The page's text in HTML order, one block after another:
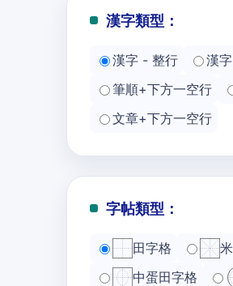
漢字類型：
漢字 - 整行 漢
筆順+下方一空行
文章+下方一空行
字帖類型：
田字格
中蛋田字格